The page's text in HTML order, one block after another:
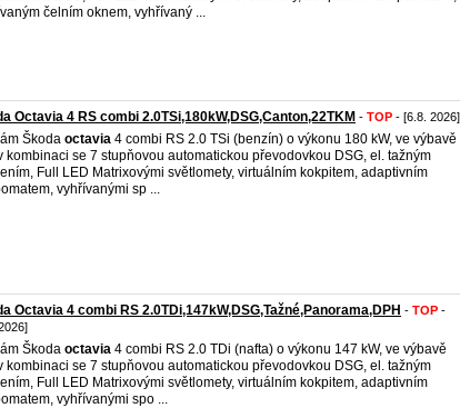
čelním oknem, vyhřívaný ...
Octavia 4 RS combi 2.0TSi,180kW,DSG,Canton,22TKM - TOP - [6.8. 2026]
Škoda octavia 4 combi RS 2.0 TSi (benzín) o výkonu 180 kW, ve výbavě
kombinaci se 7 stupňovou automatickou převodovkou DSG, el. tažným
Full LED Matrixovými světlomety, virtuálním kokpitem, adaptivním
vyhřívanými sp ...
Octavia 4 combi RS 2.0TDi,147kW,DSG,Tažné,Panorama,DPH - TOP -
Škoda octavia 4 combi RS 2.0 TDi (nafta) o výkonu 147 kW, ve výbavě
kombinaci se 7 stupňovou automatickou převodovkou DSG, el. tažným
Full LED Matrixovými světlomety, virtuálním kokpitem, adaptivním
vyhřívanými spo ...